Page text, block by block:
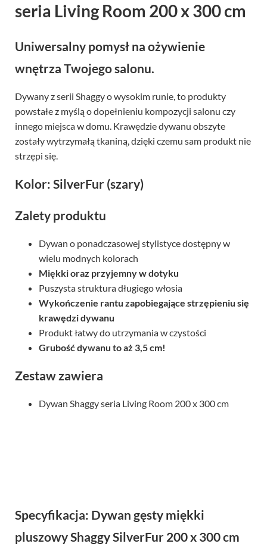
seria Living Room 200 x 300 cm
Uniwersalny pomysł na ożywienie
wnętrza Twojego salonu.
Dywany z serii Shaggy o wysokim runie, to produkty
powstałe z myślą o dopełnieniu kompozycji salonu czy
innego miejsca w domu. Krawędzie dywanu obszyte
zostały wytrzymałą tkaniną, dzięki czemu sam produkt nie
strzępi się.
Kolor: SilverFur (szary)
Zalety produktu
Dywan o ponadczasowej stylistyce dostępny w
wielu modnych kolorach
Miękki oraz przyjemny w dotyku
Puszysta struktura długiego włosia
Wykończenie rantu zapobiegające strzępieniu się
krawędzi dywanu
Produkt łatwy do utrzymania w czystości
Grubość dywanu to aż 3,5 cm!
Zestaw zawiera
Dywan Shaggy seria Living Room 200 x 300 cm
Specyfikacja: Dywan gęsty miękki
pluszowy Shaggy SilverFur 200 x 300 cm